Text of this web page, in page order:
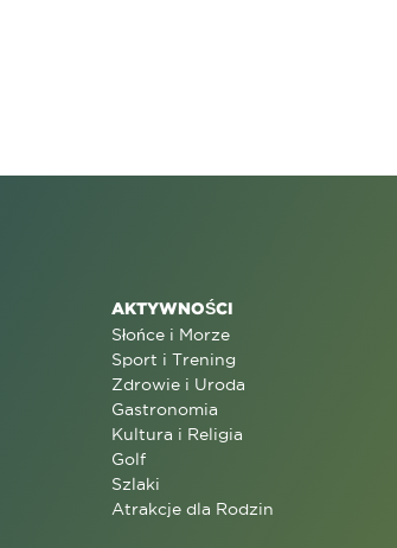
AKTYWNOŚCI
Słońce i Morze
Sport i Trening
Zdrowie i Uroda
Gastronomia
Kultura i Religia
Golf
Szlaki
Atrakcje dla Rodzin